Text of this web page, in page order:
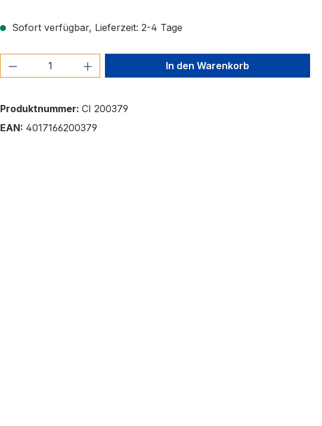
Sofort verfügbar, Lieferzeit: 2-4 Tage
Produkt Anzahl: Gib den gewünschten Wert
In den Warenkorb
Produktnummer: CI 200379
EAN: 4017166200379